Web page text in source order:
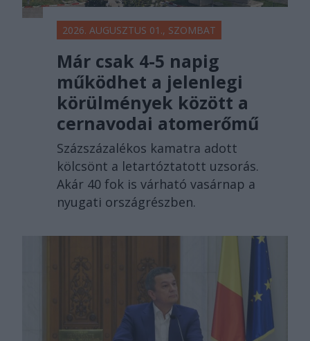
2026. AUGUSZTUS 01., SZOMBAT
Már csak 4-5 napig
működhet a jelenlegi
körülmények között a
cernavodai atomerőmű
Százszázalékos kamatra adott
kölcsönt a letartóztatott uzsorás.
Akár 40 fok is várható vasárnap a
nyugati országrészben.